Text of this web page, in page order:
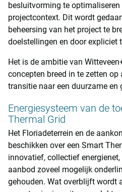
besluitvorming te optimaliseren
projectcontext. Dit wordt
beheersing van het project te
doelstellingen en door expliciet
Het is de ambitie van
concepten breed in te zetten
transitie naar een duurzame en
Energiesysteem van de
Thermal Grid
Het Floriadeterrein en de
beschikken over een Smart
innovatief, collectief
aanbod zoveel mogelijk
gehouden. Wat overblijft wordt